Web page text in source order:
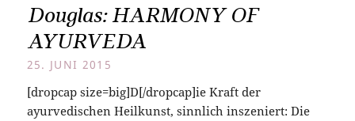
Douglas: HARMONY OF
AYURVEDA
25. JUNI 2015
[dropcap size=big]D[/dropcap]ie Kraft der
ayurvedischen Heilkunst, sinnlich inszeniert: Die